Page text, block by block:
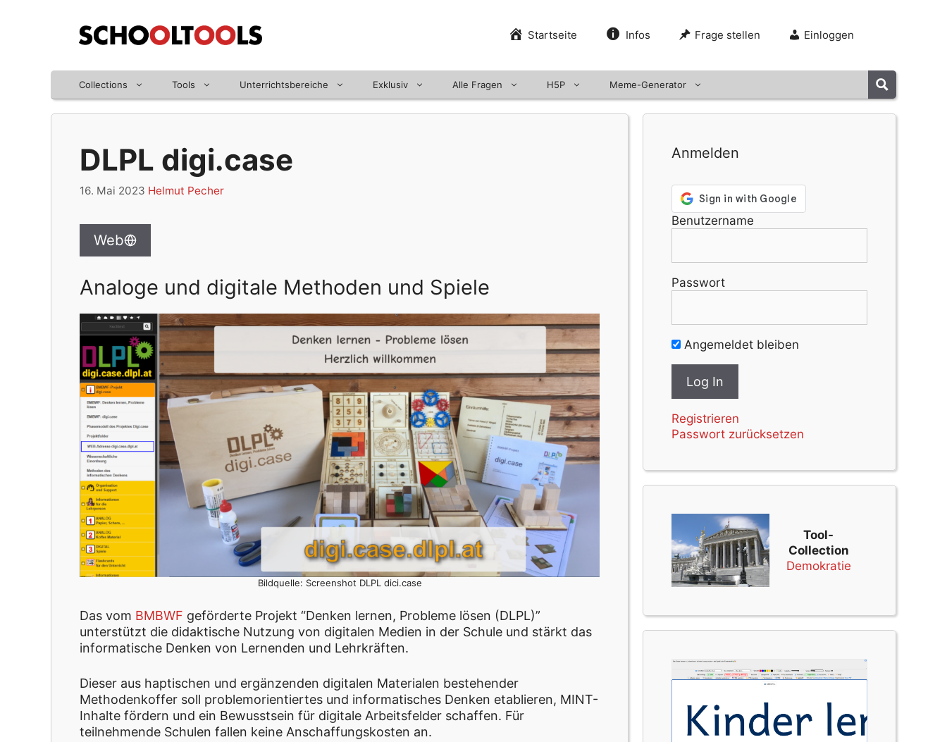
Startseite Infos Frage stellen Einloggen
Collections Tools Unterrichtsbereiche Exklusiv Alle Fragen H5P Meme-Generator
DLPL digi.case
16. Mai 2023 Helmut Pecher
Web
Analoge und digitale Methoden und Spiele
Bildquelle: Screenshot DLPL dici.case
Das vom BMBWF geförderte Projekt “Denken lernen, Probleme lösen (DLPL)”
unterstützt die didaktische Nutzung von digitalen Medien in der Schule und stärkt das
informatische Denken von Lernenden und Lehrkräften.
Dieser aus haptischen und ergänzenden digitalen Materialen bestehender
Methodenkoffer soll problemorientiertes und informatisches Denken etablieren, MINT-
Inhalte fördern und ein Bewusstsein für digitale Arbeitsfelder schaffen. Für
teilnehmende Schulen fallen keine Anschaffungskosten an.
Anmelden
Benutzername
Passwort
Angemeldet bleiben
Registrieren
Passwort zurücksetzen
Tool-
Collection
Demokratie